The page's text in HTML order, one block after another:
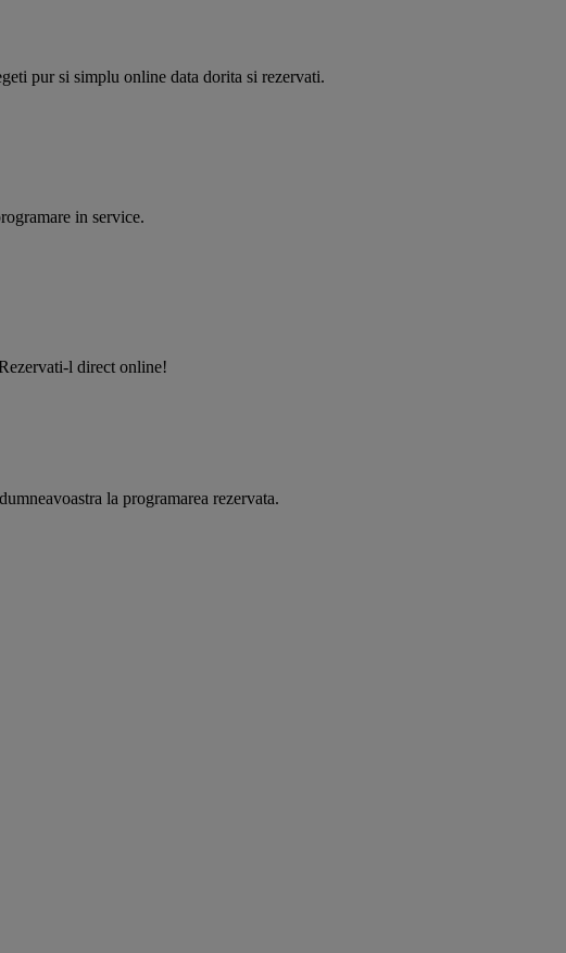
pur si simplu online data dorita si rezervati.
in service.
l direct online!
la programarea rezervata.